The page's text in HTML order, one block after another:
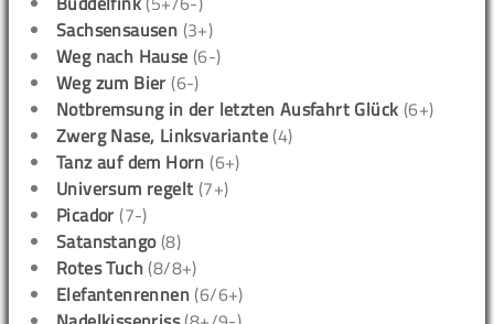
Sachsensausen (3+)
Weg nach Hause (6-)
Weg zum Bier (6-)
Notbremsung in der letzten Ausfahrt Glück (6+)
Zwerg Nase, Linksvariante (4)
Tanz auf dem Horn (6+)
Universum regelt (7+)
Picador (7-)
Satanstango(8)
Rotes Tuch (8/8+)
Elefantenrennen (6/6+)